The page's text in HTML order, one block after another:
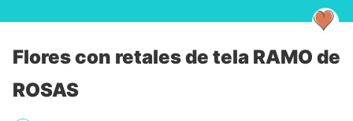
Flores con retales de tela RAMO de
ROSAS